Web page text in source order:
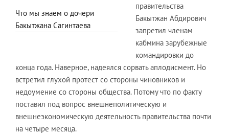
Что мы знаем о дочери
Бакытжана Сагинтаева
правительства
Бакытжан Абдирович
запретил членам
кабмина зарубежные
командировки до
конца года. Наверное, надеялся сорвать аплодисмент. Но
встретил глухой протест со стороны чиновников и
недоумение со стороны общества. Потому что по факту
поставил под вопрос внешнеполитическую и
внешнеэкономическую деятельность правительства почти
на четыре месяца.